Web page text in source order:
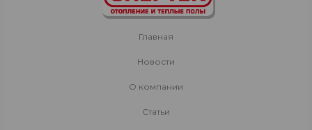
Главная
Новости
О компании
Статьи